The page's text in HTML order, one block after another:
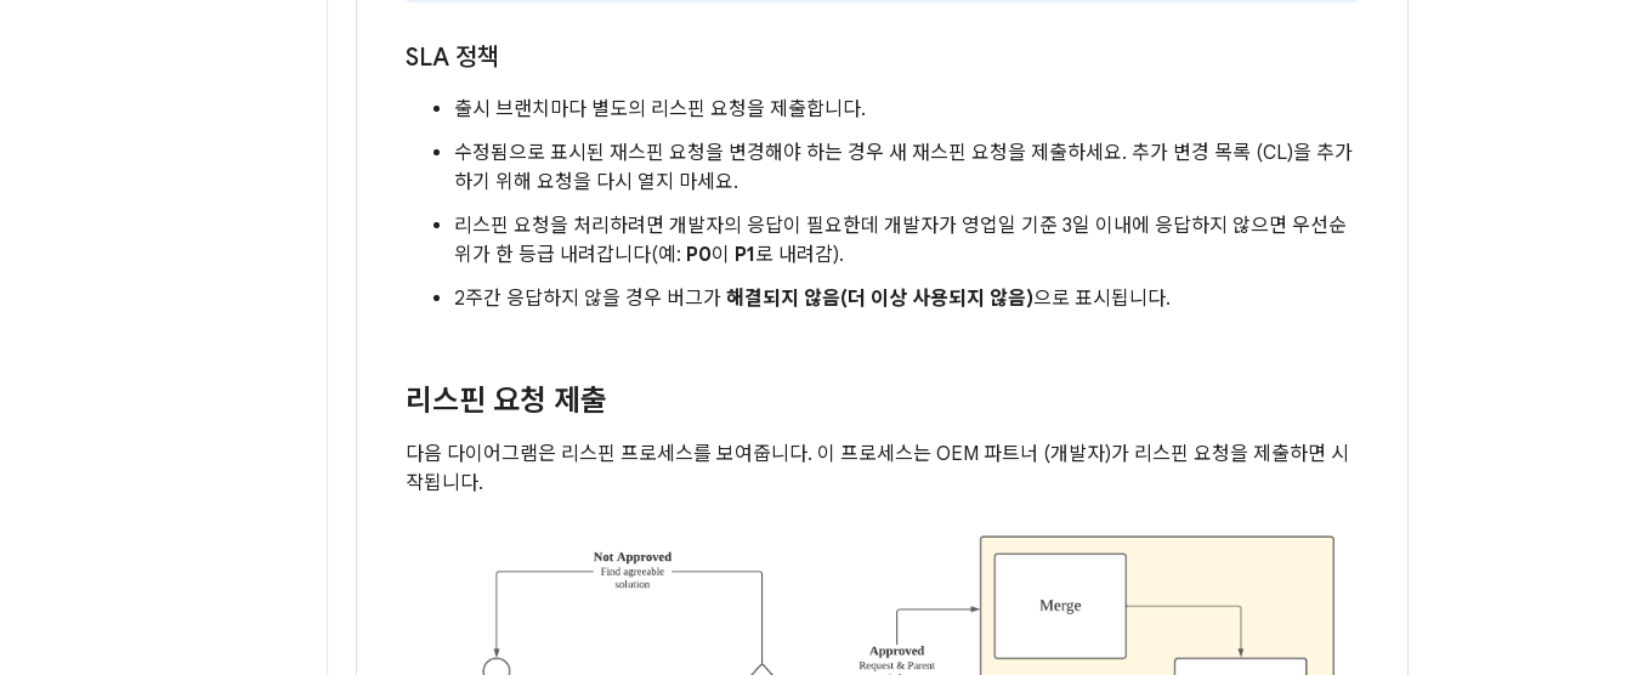
SLA 정책
출시 브랜치마다 별도의 리스핀 요청을 제출합니다.
수정됨으로 표시된 재스핀 요청을 변경해야 하는 경우 새 재스핀 요청을 제출하세요. 추가 변경 목록 (CL)을 추가
하기 위해 요청을 다시 열지 마세요.
리스핀 요청을 처리하려면 개발자의 응답이 필요한데 개발자가 영업일 기준 3일 이내에 응답하지 않으면 우선순
위가 한 등급 내려갑니다(예: P0이 P1로 내려감).
2주간 응답하지 않을 경우 버그가 해결되지 않음(더 이상 사용되지 않음)으로 표시됩니다.
리스핀 요청 제출
다음 다이어그램은 리스핀 프로세스를 보여줍니다. 이 프로세스는 OEM 파트너 (개발자)가 리스핀 요청을 제출하면 시
작됩니다.